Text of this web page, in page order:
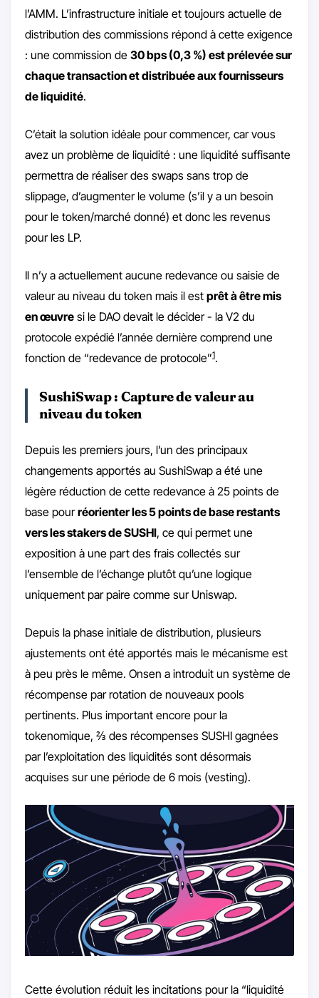
l’AMM. L’infrastructure initiale et toujours actuelle de
distribution des commissions répond à cette exigence
: une commission de 30 bps (0,3 %) est prélevée sur
chaque transaction et distribuée aux fournisseurs
de liquidité.
C’était la solution idéale pour commencer, car vous
avez un problème de liquidité : une liquidité suffisante
permettra de réaliser des swaps sans trop de
slippage, d’augmenter le volume (s’il y a un besoin
pour le token/marché donné) et donc les revenus
pour les LP.
Il n’y a actuellement aucune redevance ou saisie de
valeur au niveau du token mais il est prêt à être mis
en œuvre si le DAO devait le décider - la V2 du
protocole expédié l’année dernière comprend une
fonction de “redevance de protocole”1.
SushiSwap : Capture de valeur au
niveau du token
Depuis les premiers jours, l’un des principaux
changements apportés au SushiSwap a été une
légère réduction de cette redevance à 25 points de
base pourréorienter les 5 points de base restants
vers les stakers de SUSHI, ce qui permet une
exposition à une part des frais collectés sur
l’ensemble de l’échange plutôt qu’une logique
uniquement par paire comme sur Uniswap.
Depuis la phase initiale de distribution, plusieurs
ajustements ont été apportés mais le mécanisme est
à peu près le même. Onsen a introduit un système de
récompense par rotation de nouveaux pools
pertinents. Plus important encore pour la
tokenomique, ⅔ des récompenses SUSHI gagnées
par l’exploitation des liquidités sont désormais
acquises sur une période de 6 mois (vesting).
Cette évolution réduit les incitations pour la “liquidité